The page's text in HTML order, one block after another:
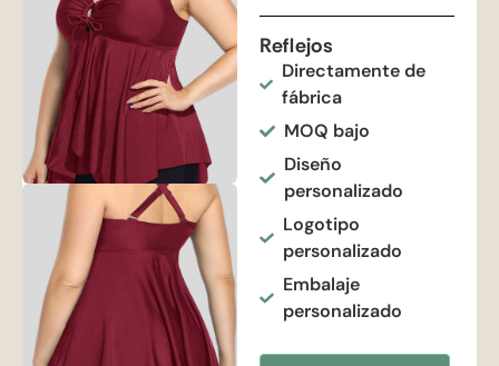
Reflejos
Directamente de
fábrica
MOQ bajo
Diseño
personalizado
Logotipo
personalizado
Embalaje
personalizado